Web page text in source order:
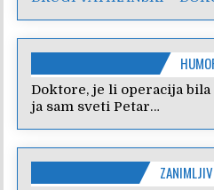
Doktore, je li operacija
ja sam sveti Petar…